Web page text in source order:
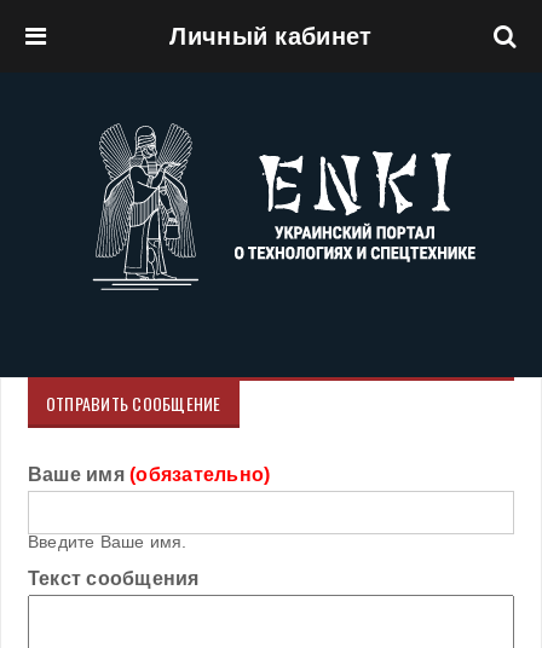
Личный кабинет
ОТПРАВИТЬ СООБЩЕНИЕ
Ваше имя(обязательно)
Введите Ваше имя.
Текст сообщения